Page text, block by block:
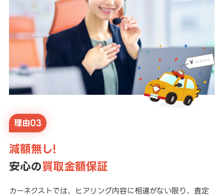
理由03
減額無し!
安心の買取金額保証
カーネクストでは、ヒアリング内容に相違がない限り、査定